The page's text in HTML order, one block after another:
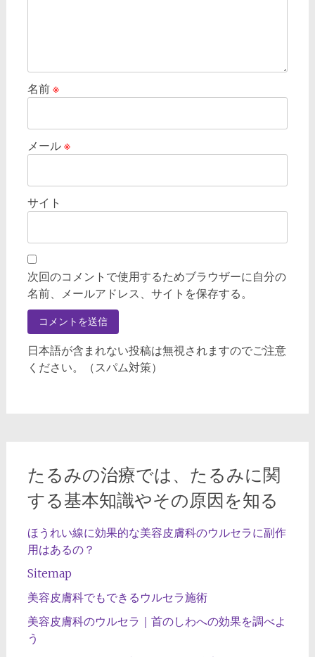
名前 ※
メール ※
サイト
次回のコメントで使用するためブラウザーに自分の
名前、メールアドレス、サイトを保存する。
日本語が含まれない投稿は無視されますのでご注意
ください。（スパム対策）
たるみの治療では、たるみに関
する基本知識やその原因を知る
ほうれい線に効果的な美容皮膚科のウルセラに副作
用はあるの？
Sitemap
美容皮膚科でもできるウルセラ施術
美容皮膚科のウルセラ｜首のしわへの効果を調べよ
う